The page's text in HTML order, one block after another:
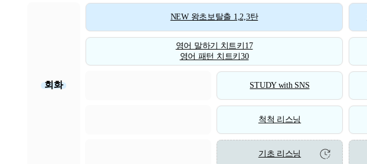
회화
NEW 왕초보탈출 1,2,3탄
영어 말하기 치트키17
영어 패턴 치트키30
STUDY with SNS
척척 리스닝
기초 리스닝